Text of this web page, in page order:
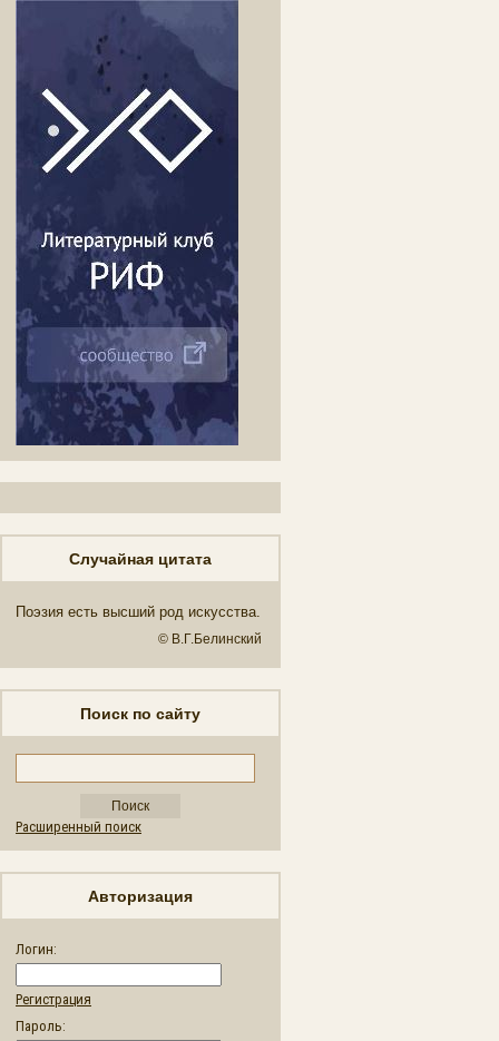
Случайная цитата
Поэзия есть высший род искусства.
© В.Г.Белинский
Поиск по сайту
Расширенный поиск
Авторизация
Логин:
Регистрация
Пароль: